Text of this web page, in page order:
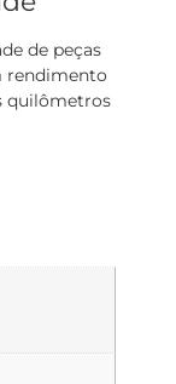
de peças
rendimento
quilômetros